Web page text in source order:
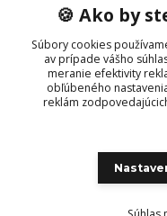
Peknekabelky.sk
+421 949747302
Po-Pia 10-16
🍪 Ako by
Súbory cookies
av prípade vášho
meranie efektivity
obľúbeného
reklám